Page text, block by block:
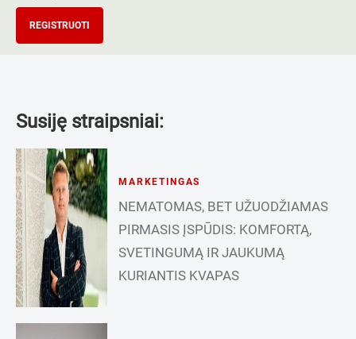
REGISTRUOTI
Susiję straipsniai:
MARKETINGAS
NEMATOMAS, BET UŽUODŽIAMAS
PIRMASIS ĮSPŪDIS: KOMFORTĄ,
SVETINGUMĄ IR JAUKUMĄ
KURIANTIS KVAPAS